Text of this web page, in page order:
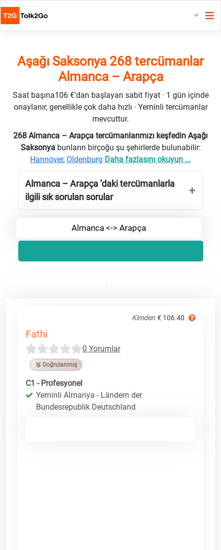
Aşağı Saksonya 268 tercümanlar
Almanca – Arapça
Saat başına106 €'dan başlayan sabit fiyat · 1 gün içinde
onaylanır, genellikle çok daha hızlı · Yeminli tercümanlar
mevcuttur.
268 Almanca – Arapça tercümanlarımızı keşfedin Aşağı
Saksonya bunların birçoğu şu şehirlerde bulunabilir:
Hannover, Oldenburg Daha fazlasını okuyun ...
Almanca – Arapça ’daki tercümanlarla
ilgili sık sorulan sorular
Almanca <-> Arapça
Kimden € 106.40
Fathi
0 Yorumlar
🥉 Doğrulanmış
C1 - Profesyonel
Yeminli Almanya - Ländern der
Bundesrepublik Deutschland